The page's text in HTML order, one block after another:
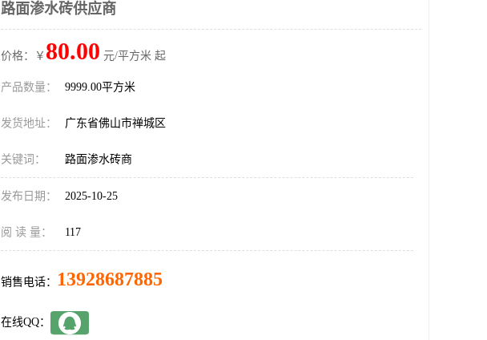
路面渗水砖供应商
价格：￥ 80.00 元/平方米 起
产品数量： 9999.00平方米
发货地址： 广东省佛山市禅城区
关键词： 路面渗水砖商
发布日期： 2025-10-25
阅 读 量： 117
销售电话： 13928687885
在线QQ：